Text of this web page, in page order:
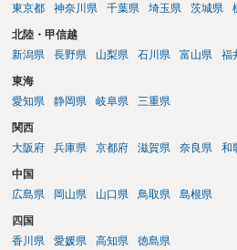
東京都
神奈川県 千葉県 埼玉県 茨城県
北陸・甲信越
新潟県
長野県 山梨県 石川県 富山県 福
東海
愛知県
静岡県 岐阜県 三重県
関西
大阪府
兵庫県 京都府 滋賀県 奈良県 和
中国
広島県
岡山県 山口県 鳥取県 島根県
四国
香川県
愛媛県 高知県 徳島県